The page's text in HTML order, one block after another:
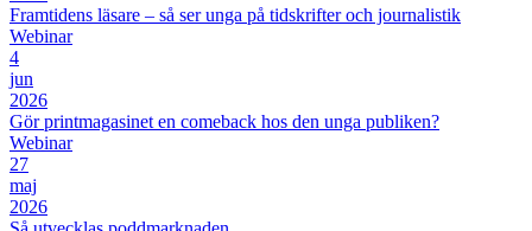
Framtidens läsare – så ser unga på tidskrifter och journalistik
Webinar
4
jun
2026
Gör printmagasinet en comeback hos den unga publiken?
Webinar
27
maj
2026